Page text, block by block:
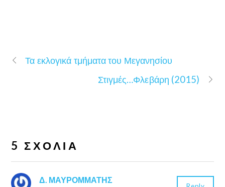
Τα εκλογικά τμήματα του Μεγανησίου
Στιγμές…Φλεβάρη (2015)
5 ΣΧΌΛΙΑ
Δ. ΜΑΥΡΟΜΜΑΤΗΣ